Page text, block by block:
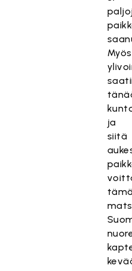
Myös
ja
siitä
tämä